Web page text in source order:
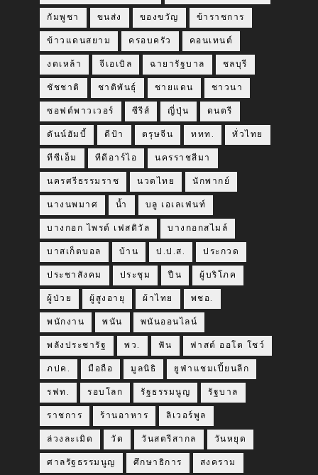
กัมพูชา ขนส่ง ของขวัญ ข้าราชการ
ข้าวแดนสยาม ครอบครัว คอนเทนต์
งดเหล้า จีเอเบิล ฉายารัฐบาล ชลบุรี
ชัชชาติ ชาติพันธุ์ ชายแดน ชาวนา
ซอฟต์พาวเวอร์ ซีรีส์ ญี่ปุ่น ดนตรี
ดันน์ฮัมบี้ ดีป้า ตรุษจีน ททท. ทั่วไทย
ทีซีเอ็ม ทีดีอาร์ไอ นครราชสีมา
นครศรีธรรมราช นวดไทย นักพากย์
นางนพมาศ น้ำ บลู เอเลเฟ่นท์
บางกอก ไพรด์ เฟสติวัล บางกอกสไมล์
บาสเก็ตบอล บ้าน ป.ป.ส. ประกวด
ประชาสังคม ประชุม ปืน ผู้บริโภค
ผู้ป่วย ผู้สูงอายุ ผ้าไทย พชอ.
พนักงาน พนัน พนันออนไลน์
พลังประชารัฐ พว. ฟัน ฟาสต์ ออโต โชว์
ภปค. มือถือ มูลนิธิ ยูฟ่าแชมเปี้ยนลีก
รฟท. รอบโลก รัฐธรรมนูญ รัฐบาล
ราชการ ร้านอาหาร ลิเวอร์พูล
ล่วงละเมิด วัด วันสตรีสากล วันหยุด
ศาลรัฐธรรมนูญ ศึกษาธิการ สงคราม